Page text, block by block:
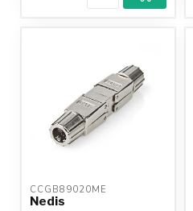
CCGB89020ME
Nedis